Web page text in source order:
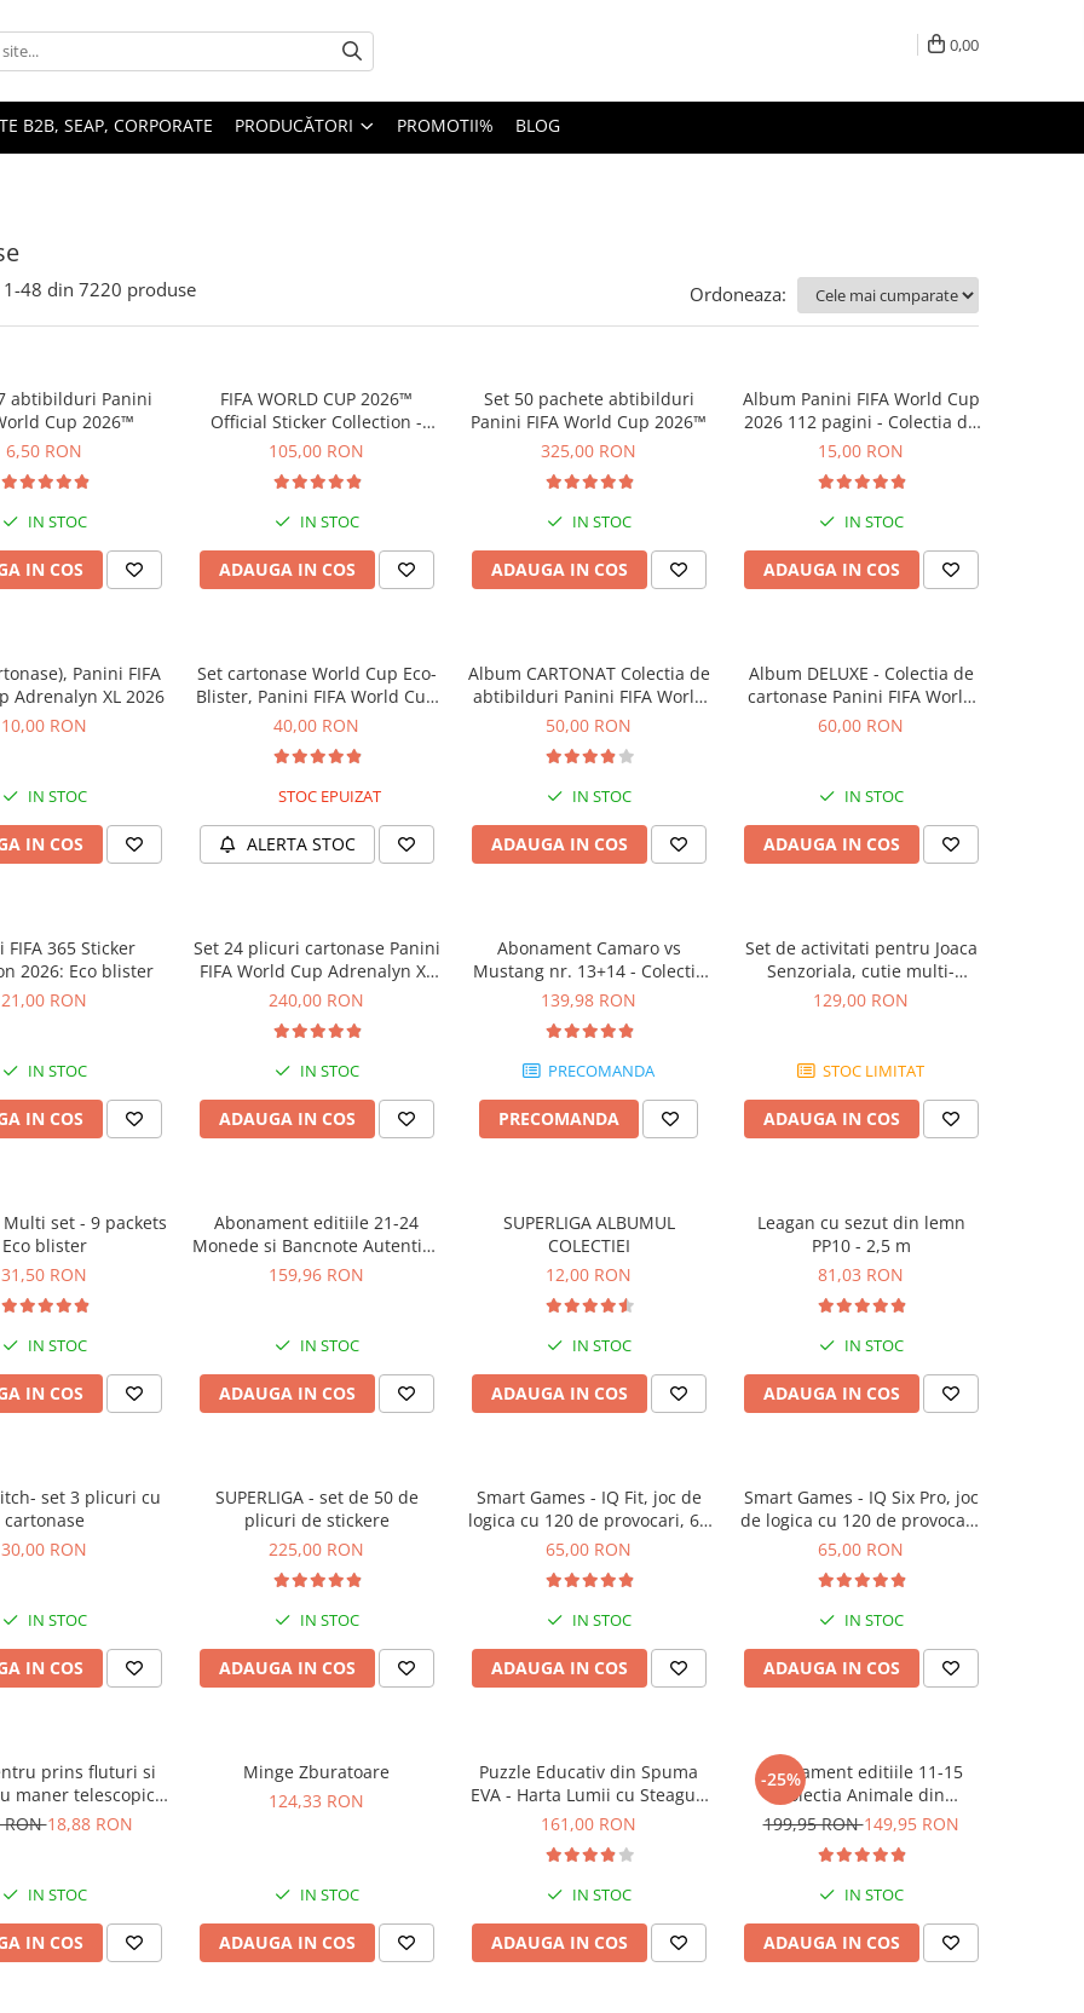
0,00
B2B, SEAP, CORPORATE PRODUCĂTORI PROMOTII% BLOG
1-48 din 7220 produse Ordoneaza:
abtibilduri Panini
Cup 2026™
6,50 RON
IN STOC
IN COS
FIFA WORLD CUP 2026™
Official Sticker Collection -
Update Set
105,00 RON
IN STOC
ADAUGA IN COS
Set 50 pachete abtibilduri
Panini FIFA World Cup 2026™
325,00 RON
IN STOC
ADAUGA IN COS
Album Panini FIFA World Cup
2026 112 pagini - Colectia de
abtibilduri
15,00 RON
IN STOC
ADAUGA IN COS
Panini FIFA
Adrenalyn XL 2026
10,00 RON
IN STOC
IN COS
Set cartonase World Cup Eco-
Blister, Panini FIFA World Cup
Adrenalyn XL 2026
40,00 RON
STOC EPUIZAT
ALERTA STOC
Album CARTONAT Colectia de
abtibilduri Panini FIFA World
Cup 2026
50,00 RON
IN STOC
ADAUGA IN COS
Album DELUXE - Colectia de
cartonase Panini FIFA World
Cup Adrenalyn XL 2026
60,00 RON
IN STOC
ADAUGA IN COS
FIFA 365 Sticker
2026: Eco blister
21,00 RON
IN STOC
IN COS
Set 24 plicuri cartonase Panini
FIFA World Cup Adrenalyn XL
2026
240,00 RON
IN STOC
ADAUGA IN COS
Abonament Camaro vs
Mustang nr. 13+14 - Colectie
Construibila 1:18
139,98 RON
PRECOMANDA
PRECOMANDA
Set de activitati pentru Joaca
Senzoriala, cutie multi-
senzoriala
129,00 RON
STOC LIMITAT
ADAUGA IN COS
set - 9 packets
Eco blister
31,50 RON
IN STOC
IN COS
Abonament editiile 21-24
Monede si Bancnote Autentice
din toata lumea
159,96 RON
IN STOC
ADAUGA IN COS
SUPERLIGA ALBUMUL
COLECTIEI
12,00 RON
IN STOC
ADAUGA IN COS
Leagan cu sezut din lemn
PP10 - 2,5 m
81,03 RON
IN STOC
ADAUGA IN COS
set 3 plicuri cu
cartonase
30,00 RON
IN STOC
IN COS
SUPERLIGA - set de 50 de
plicuri de stickere
225,00 RON
IN STOC
ADAUGA IN COS
Smart Games - IQ Fit, joc de
logica cu 120 de provocari, 6+
ani
65,00 RON
IN STOC
ADAUGA IN COS
Smart Games - IQ Six Pro, joc
de logica cu 120 de provocari,
8+ ani
65,00 RON
IN STOC
ADAUGA IN COS
prins fluturi si
maner telescopic,
+6 ani
RON18,88 RON
IN STOC
IN COS
Minge Zburatoare
124,33 RON
IN STOC
ADAUGA IN COS
Puzzle Educativ din Spuma
EVA - Harta Lumii cu Steaguri
si Capitale, Imagimake, 5 ani+
161,00 RON
IN STOC
ADAUGA IN COS
-25%
Abonament editiile 11-15
Colectia Animale din
salbaticie
199,95 RON149,95 RON
IN STOC
ADAUGA IN COS